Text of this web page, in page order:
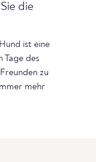
die
ist eine
Tage des
zu
mehr